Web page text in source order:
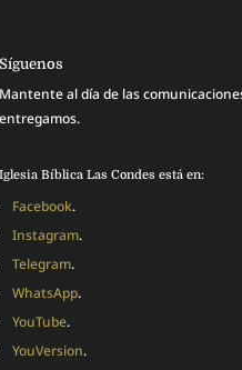
Síguenos
Mantente al día de las
entregamos.
Iglesia Bíblica Las Condes está en:
Facebook.
Instagram.
Telegram.
WhatsApp.
YouTube.
YouVersion.